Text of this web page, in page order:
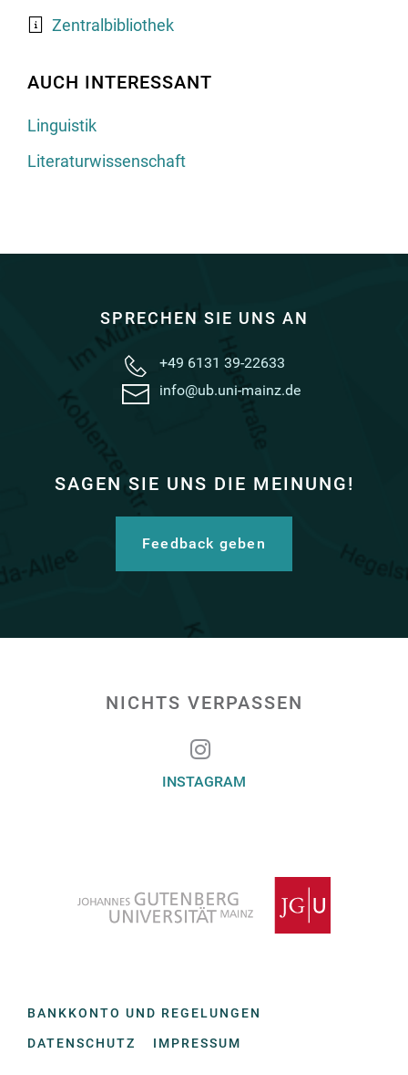
Zentralbibliothek
AUCH INTERESSANT
Linguistik
Literaturwissenschaft
SPRECHEN SIE UNS AN
+49 6131 39-22633
info@ub.uni-mainz.de
SAGEN SIE UNS DIE MEINUNG!
Feedback geben
NICHTS VERPASSEN
INSTAGRAM
BANKKONTO UND REGELUNGEN
DATENSCHUTZ IMPRESSUM